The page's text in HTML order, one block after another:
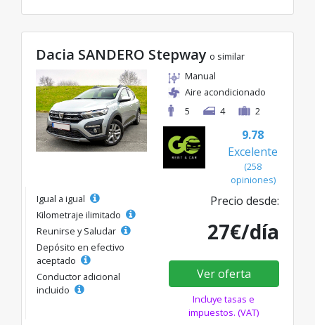
Dacia SANDERO Stepway o similar
Manual
Aire acondicionado
5
4 2
9.78
Excelente
(258
opiniones)
Igual a igual
Kilometraje ilimitado
Reunirse y Saludar
Depósito en efectivo
aceptado
Conductor adicional
incluido
Precio desde:
27€/día
Ver oferta
Incluye tasas e
impuestos. (VAT)